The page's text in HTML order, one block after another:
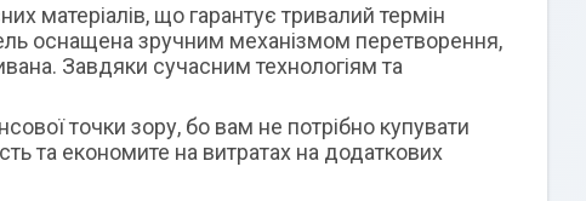
матеріалів, що гарантує тривалий термін
оснащена зручним механізмом перетворення,
Завдяки сучасним технологіям та
точки зору, бо вам не потрібно купувати
та економите на витратах на додаткових